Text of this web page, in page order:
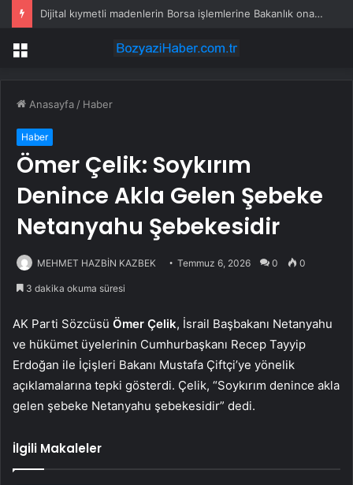
Dijital kıymetli madenlerin Borsa işlemlerine Bakanlık onayı şartı
Menü
Anasayfa / Haber
Haber
Ömer Çelik: Soykırım
Denince Akla Gelen Şebeke
Netanyahu Şebekesidir
MEHMET HAZBİN KAZBEK Temmuz 6, 2026 0 0
3 dakika okuma süresi
AK Parti Sözcüsü Ömer Çelik, İsrail Başbakanı Netanyahu
ve hükümet üyelerinin Cumhurbaşkanı Recep Tayyip
Erdoğan ile İçişleri Bakanı Mustafa Çiftçi’ye yönelik
açıklamalarına tepki gösterdi. Çelik, “Soykırım denince akla
gelen şebeke Netanyahu şebekesidir” dedi.
İlgili Makaleler